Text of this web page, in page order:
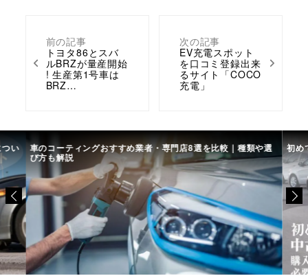
前の記事
トヨタ86とスバ
ルBRZが量産開始
! 生産第1号車は
BRZ…
次の記事
EV充電スポット
を口コミ登録出来
るサイト「COCO
充電」
い 車のコーティングおすすめ業者・専門店8選を比較｜種類や選
び方も解説
初め